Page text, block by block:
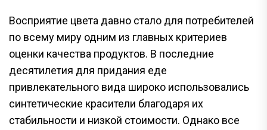
Восприятие цвета давно стало для потребителей
по всему миру одним из главных критериев
оценки качества продуктов. В последние
десятилетия для придания еде
привлекательного вида широко использовались
синтетические красители благодаря их
стабильности и низкой стоимости. Однако все